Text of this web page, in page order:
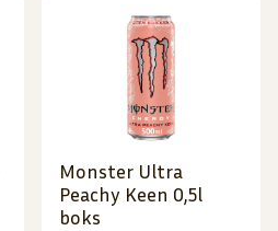
Monster Ultra
Peachy Keen 0,5l
boks